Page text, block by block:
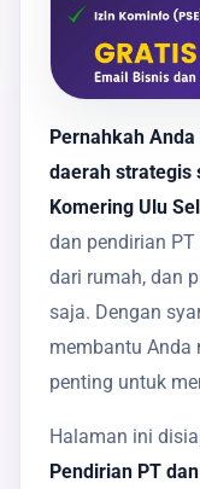
Pernahkah
daerah strategis
Komering Ulu
dan pendirian
dari rumah, dan
saja. Dengan
membantu Anda
penting untuk
Halaman ini
Pendirian PT